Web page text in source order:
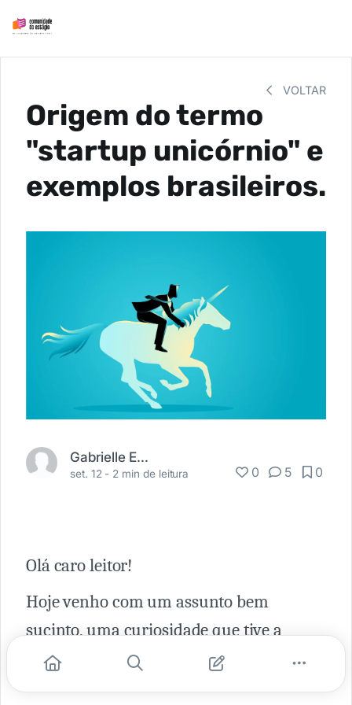
VOLTAR
Origem do termo
"startup unicórnio" e
exemplos brasileiros.
Gabrielle Eduardo
set. 12 - 2 min de leitura 0 5 0
Olá caro leitor!
Hoje venho com um assunto bem
sucinto, uma curiosidade que tive a
algum tempo atrás e decidi compartilhar
com vocês.